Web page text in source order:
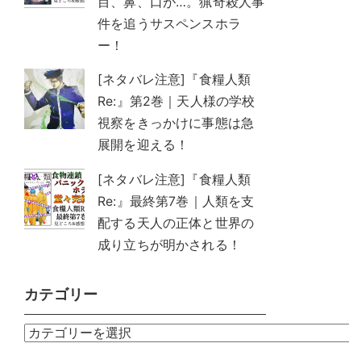
件を追うサスペンスホラ
ー！
[ネタバレ注意]『食糧人類
Re:』第2巻｜天人様の学校
視察をきっかけに事態は急
展開を迎える！
[ネタバレ注意]『食糧人類
Re:』最終第7巻｜人類を支
配する天人の正体と世界の
成り立ちが明かされる！
カテゴリー
カ